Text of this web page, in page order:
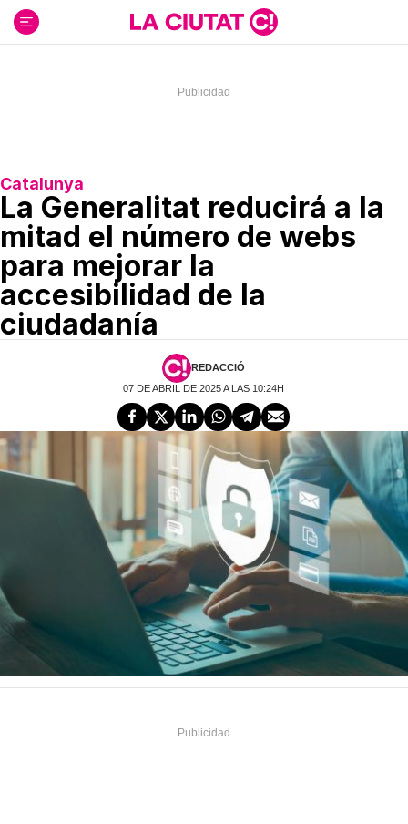
contenido
Catalunya
La Generalitat reducirá a la
mitad el número de webs
para mejorar la
accesibilidad de la
ciudadanía
REDACCIÓ
07 DE ABRIL DE 2025 A LAS 10:24H